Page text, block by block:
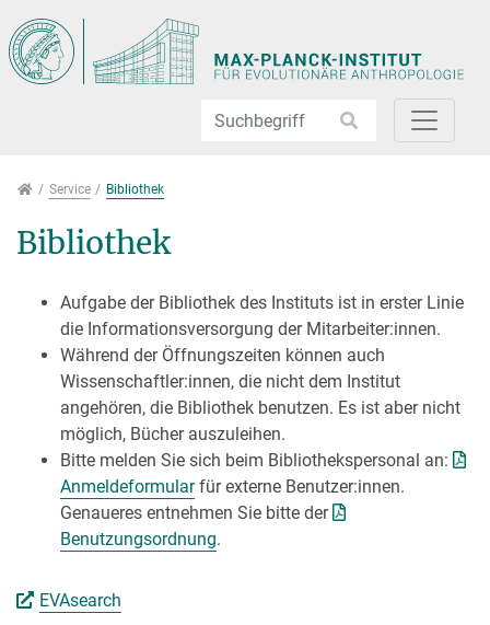
Service
Service Bibliothek
Bibliothek
Aufgabe der Bibliothek des Instituts ist in erster Linie
die Informationsversorgung der Mitarbeiter:innen.
Während der Öffnungszeiten können auch
Wissenschaftler:innen, die nicht dem Institut
angehören, die Bibliothek benutzen. Es ist aber nicht
möglich, Bücher auszuleihen.
Bitte melden Sie sich beim Bibliothekspersonal an:
Anmeldeformularfür externe Benutzer:innen.
Genaueres entnehmen Sie bitte der
Benutzungsordnung.
EVAsearch